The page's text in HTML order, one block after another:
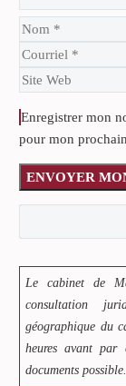
Enregistrer mon
pour mon
ENVOYER
Le cabinet de
consultation
géographique du
heures avant par
documents